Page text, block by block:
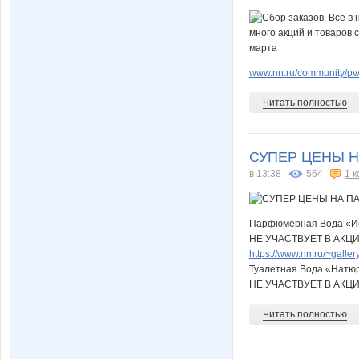
www.nn.ru/community/
Читать полностью
СУПЕР ЦЕНЫ
в 13:38 564 1
Парфюмерная Вода
НЕ УЧАСТВУЕТ В
https://www.nn.ru/
Туалетная Вода
НЕ УЧАСТВУЕТ В
Читать полностью